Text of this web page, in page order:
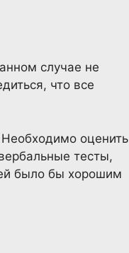
случае не
что все
Необходимо оценить
тесты,
было бы хорошим